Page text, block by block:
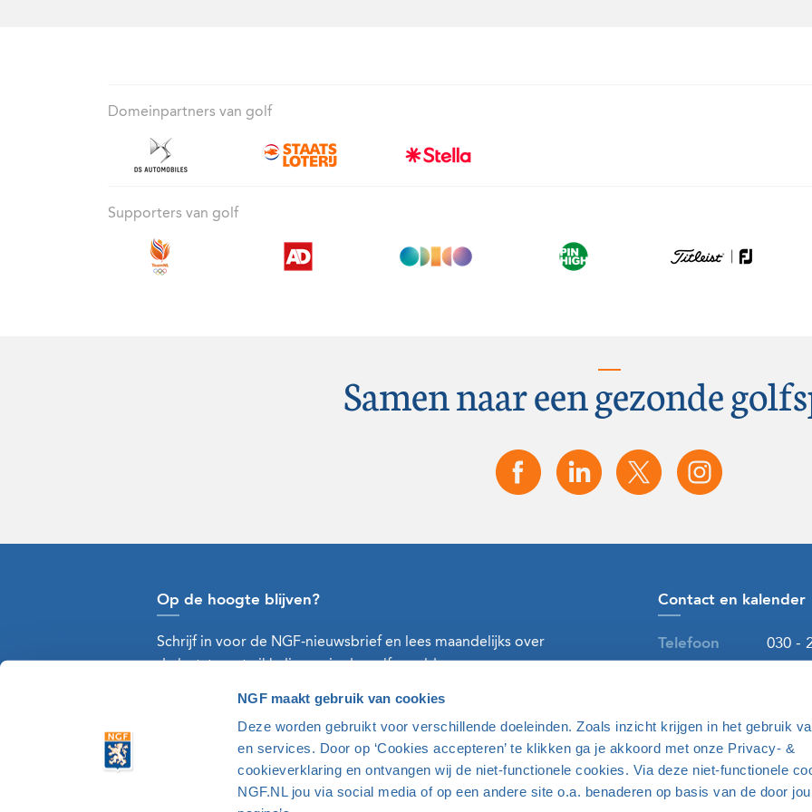
NGF maakt gebruik van cookies
Deze worden gebruikt voor verschillende doeleinden. Zoals inzicht krijgen in het gebruik
en services. Door op ‘Cookies accepteren’ te klikken ga je akkoord met onze Privacy- &
cookieverklaring en ontvangen wij de niet-functionele cookies. Via deze niet-functionele
NGF.NL jou via social media of op een andere site o.a. benaderen op basis van de door
Domeinpartners van golf
Supporters van golf
Samen naar een gezonde
Op de hoogte blijven?
Schrijf in voor de NGF-nieuwsbrief en lees maandelijks over
de laatste ontwikkelingen in de golfwereld.
Aanmelden
Contact en kalender
Telefoon
030 -
Naar contact